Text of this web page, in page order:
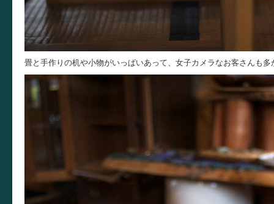
畳と手作りの机や小物がいっぱいあって、女子カメラなお客さんも多